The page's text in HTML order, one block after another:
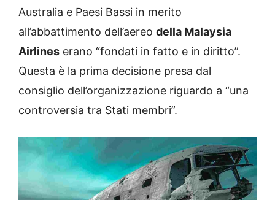
Australia e Paesi Bassi in merito
all’abbattimento dell’aereo della Malaysia
Airlines erano “fondati in fatto e in diritto”.
Questa è la prima decisione presa dal
consiglio dell’organizzazione riguardo a “una
controversia tra Stati membri”.